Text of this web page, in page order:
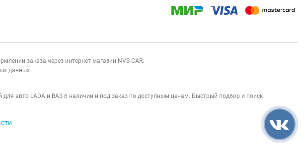
заказа через интернет-магазин NVS-CAR.
данных.
авто LADA и ВАЗ в наличии и под заказ по доступным ценам. Быстрый подбор и поиск